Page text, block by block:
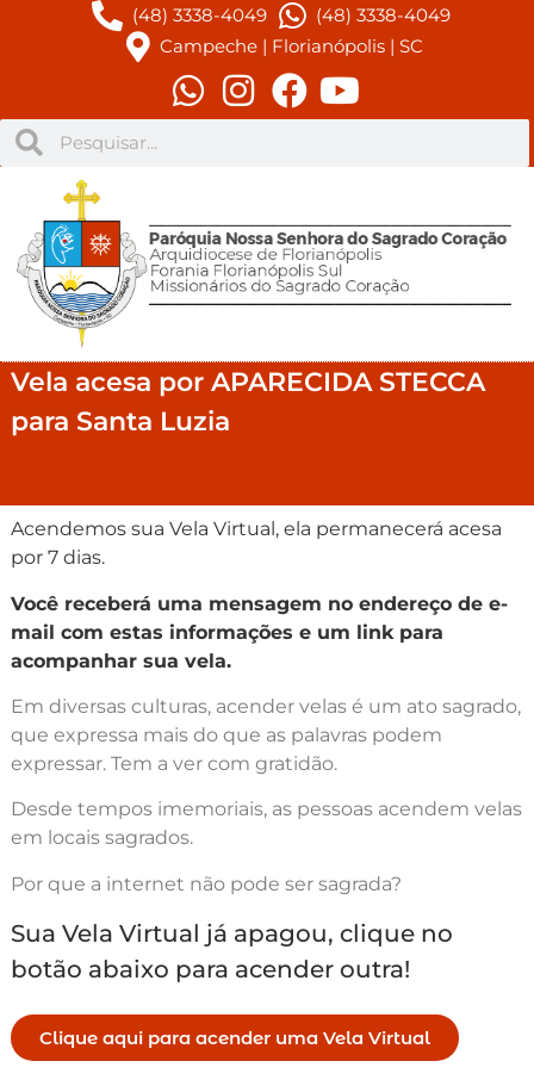
(48) 3338-4049
(48) 3338-4049
Campeche | Florianópolis | SC
Vela acesa por APARECIDA STECCA
para Santa Luzia
Acendemos sua Vela Virtual, ela permanecerá acesa
por 7 dias.
Você receberá uma mensagem no endereço de e-
mail com estas informações e um link para
acompanhar sua vela.
Em diversas culturas, acender velas é um ato sagrado,
que expressa mais do que as palavras podem
expressar. Tem a ver com gratidão.
Desde tempos imemoriais, as pessoas acendem velas
em locais sagrados.
Por que a internet não pode ser sagrada?
Sua Vela Virtual já apagou, clique no
botão abaixo para acender outra!
Clique aqui para acender uma Vela Virtual